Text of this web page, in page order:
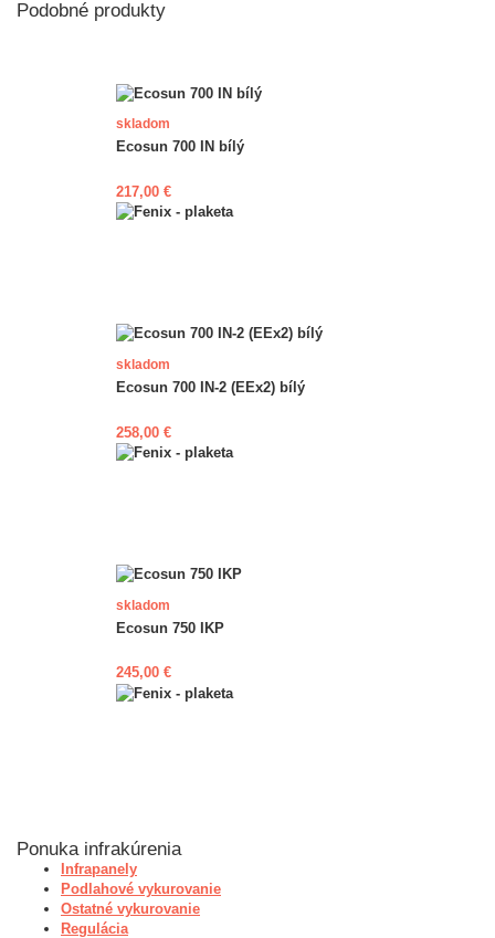
Podobné produkty
skladom
Ecosun 700 IN bílý
217,00 €
skladom
Ecosun 700 IN-2 (EEx2) bílý
258,00 €
skladom
Ecosun 750 IKP
245,00 €
Ponuka infrakúrenia
Infrapanely
Podlahové vykurovanie
Ostatné vykurovanie
Regulácia